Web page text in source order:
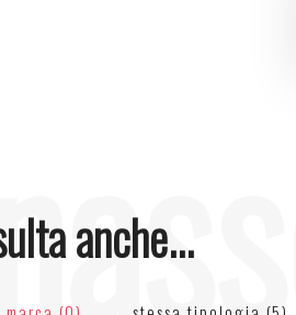
anche...